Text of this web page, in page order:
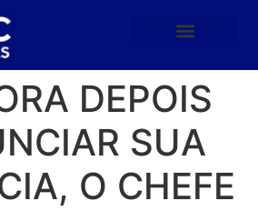
DEPOIS
SUA
O CHEFE